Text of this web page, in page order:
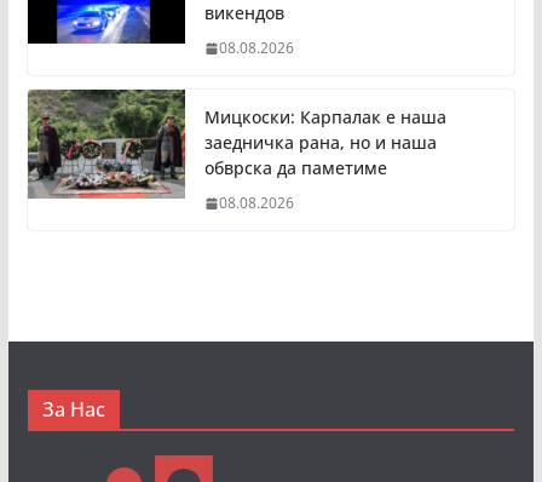
викендов
08.08.2026
Мицкоски: Карпалак е наша
заедничка рана, но и наша
обврска да паметиме
08.08.2026
За Нас